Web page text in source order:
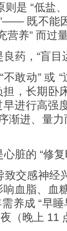
是 “低盐
既不能
营养” 而过
药，“盲目
敢动” 或 “
，长期卧
早进行高强
渐进、量
脏的 “修复
交感神经
血脂、血
养成 “早
（晚上 11